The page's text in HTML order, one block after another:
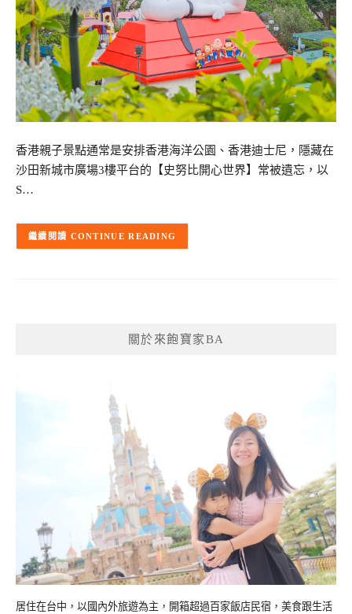
香港親子景點通常是安排香港海洋公園、香港迪士尼，隱藏在
沙田新城市廣場3樓平台的【史努比開心世界】常被遺忘，以
S…
CONTINUE READING
關於來飽寶家BA
居住在台中，以國內外旅遊為主，開箱超過百家飯店民宿，美食跟生活